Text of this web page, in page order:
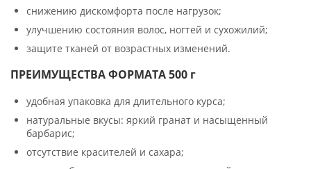
снижению дискомфорта после нагрузок;
улучшению состояния волос, ногтей и сухожилий;
защите тканей от возрастных изменений.
ПРЕИМУЩЕСТВА ФОРМАТА 500 г
удобная упаковка для длительного курса;
натуральные вкусы: яркий гранат и насыщенный
барбарис;
отсутствие красителей и сахара;